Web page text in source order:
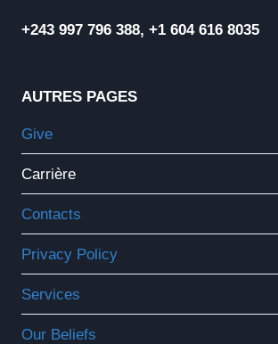
+243 997 796 388, +1 604 616 8035
AUTRES PAGES
Give
Carrière
Contacts
Privacy Policy
Services
Our Beliefs